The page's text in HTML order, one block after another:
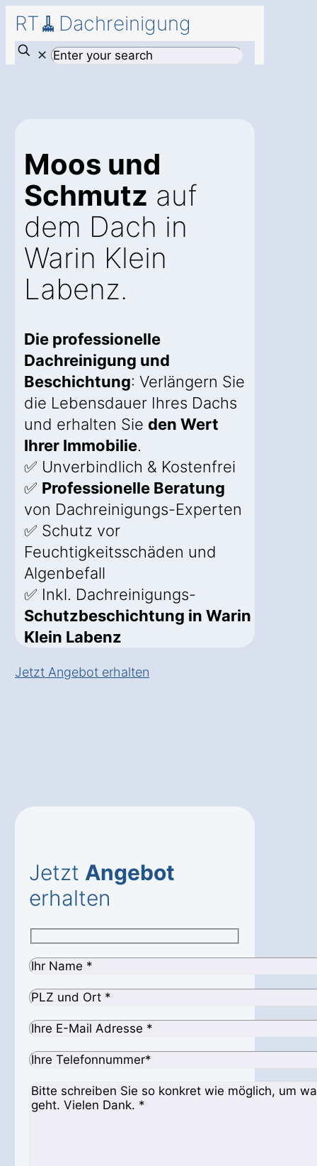
RT🧹Dachreinigung
✕
Moos und
Schmutz auf
dem Dach in
Warin Klein
Labenz.
Die professionelle
Dachreinigung und
Beschichtung: Verlängern Sie
die Lebensdauer Ihres Dachs
und erhalten Sie den Wert
Ihrer Immobilie.
✅ Unverbindlich & Kostenfrei
✅ Professionelle Beratung
von Dachreinigungs-Experten
✅ Schutz vor
Feuchtigkeitsschäden und
Algenbefall
✅ Inkl. Dachreinigungs-
Schutzbeschichtung in Warin
Klein Labenz
Jetzt Angebot erhalten
Jetzt Angebot
erhalten